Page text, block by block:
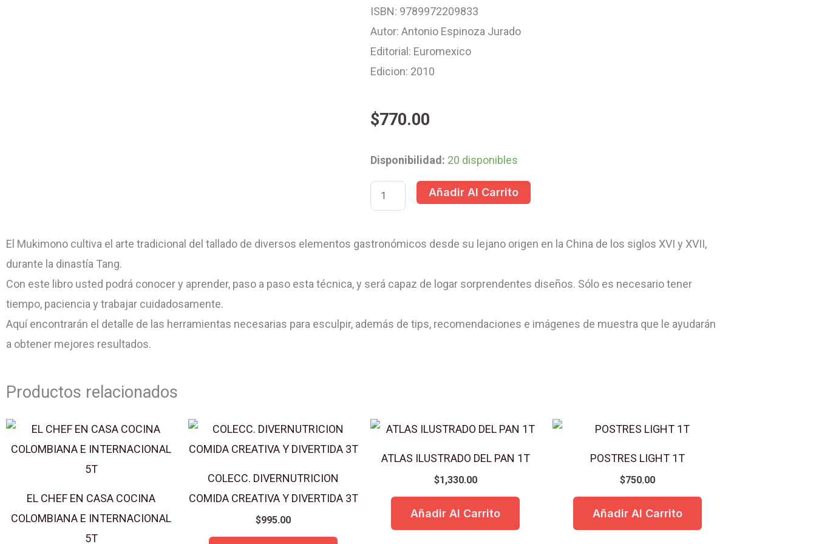
ISBN: 9789972209833
Autor: Antonio Espinoza Jurado
Editorial: Euromexico
Edicion: 2010
$770.00
Disponibilidad: 20 disponibles
LIBRO
DE
ESCULTURA
FRUTAS
VERDURAS
TOMO
Añadir Al Carrito
El Mukimono cultiva el arte tradicional del tallado de diversos elementos gastronómicos desde su lejano origen en la China de los siglos XVI y XVII,
durante la dinastía Tang.
Con este libro usted podrá conocer y aprender, paso a paso esta técnica, y será capaz de logar sorprendentes diseños. Sólo es necesario tener
tiempo, paciencia y trabajar cuidadosamente.
Aquí encontrarán el detalle de las herramientas necesarias para esculpir, además de tips, recomendaciones e imágenes de muestra que le ayudarán
a obtener mejores resultados.
Productos relacionados
EL CHEF EN CASA COCINA
COLOMBIANA E INTERNACIONAL
5T
COLECC. DIVERNUTRICION
COMIDA CREATIVA Y DIVERTIDA 3T
$995.00
ATLAS ILUSTRADO DEL PAN 1T
$1,330.00
Añadir Al Carrito
POSTRES LIGHT 1T
$750.00
Añadir Al Carrito